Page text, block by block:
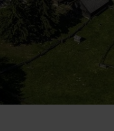
Program pre
Konferenčné
Teambuildingy
PODUJATIA
Zimné športy
Lyžovanie
Bežkovanie